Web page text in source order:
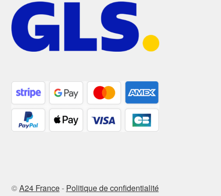
©A24 France- Politique de confidentialité